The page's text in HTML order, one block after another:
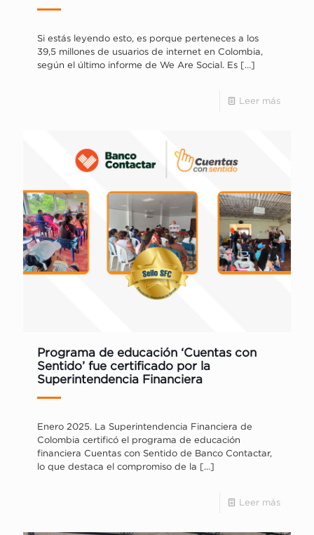
Si estás leyendo esto, es porque perteneces a los
39,5 millones de usuarios de internet en Colombia,
según el último informe de We Are Social. Es […]
Leer más
Programa de educación ‘Cuentas con
Sentido’ fue certificado por la
Superintendencia Financiera
Enero 2025. La Superintendencia Financiera de
Colombia certificó el programa de educación
financiera Cuentas con Sentido de Banco Contactar,
lo que destaca el compromiso de la […]
Leer más